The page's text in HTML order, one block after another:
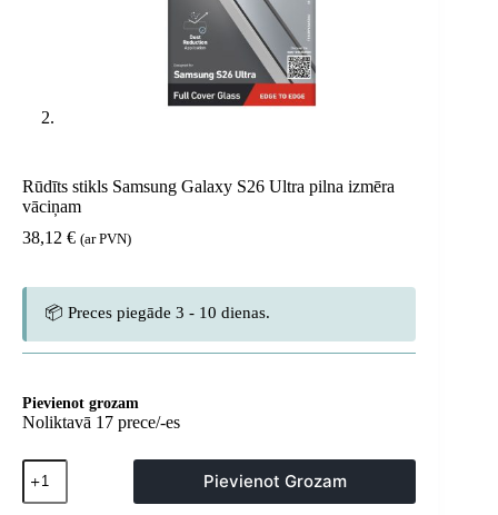
Rūdīts stikls Samsung Galaxy S26 Ultra pilna izmēra
vāciņam
38,12 € (ar PVN)
📦 Preces piegāde 3 - 10 dienas.
Pievienot grozam
Noliktavā 17 prece/-es
Rūdīts
stikls
Samsung
Pievienot Grozam